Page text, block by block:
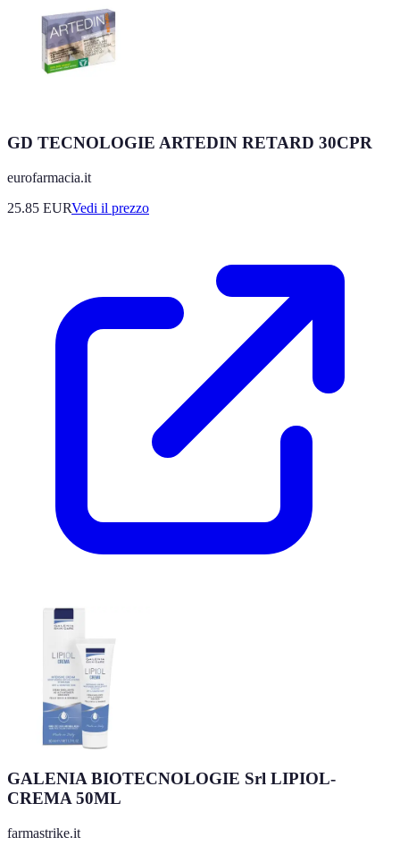
GD TECNOLOGIE ARTEDIN RETARD 30CPR
eurofarmacia.it
25.85 EURVedi il prezzo
GALENIA BIOTECNOLOGIE Srl LIPIOL-
CREMA 50ML
farmastrike.it